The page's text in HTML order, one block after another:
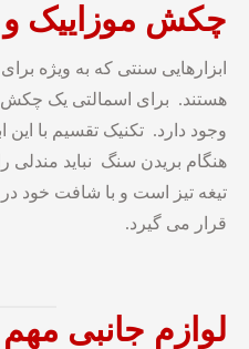
چکش موزاییک و
ابزارهایی سنتی که به ویژه
هستند. برای اسمالتی یک
وجود دارد. تکنیک تقسیم با این
هنگام بریدن سنگ نباید
تیغه تیز است و با شافت خود
قرار می گیرد.
لوازم جانبی مهم